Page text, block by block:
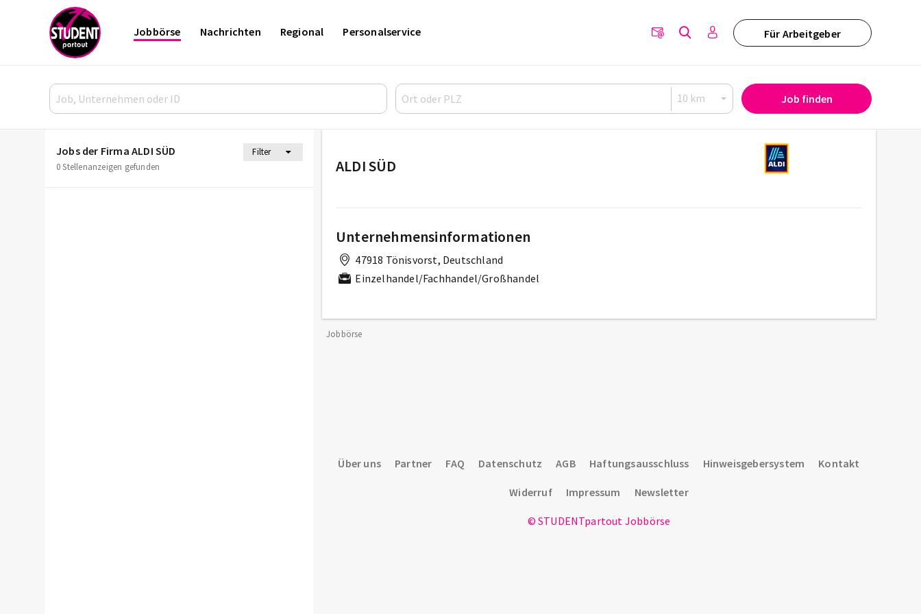
Für Arbeitgeber
Jobbörse Nachrichten Regional Personalservice
Job finden
Jobs der Firma ALDI SÜD
Filter
0 Stellenanzeigen gefunden
ALDI SÜD
Unternehmensinformationen
47918 Tönisvorst, Deutschland
Einzelhandel/Fachhandel/Großhandel
Jobbörse
Über uns Partner FAQ Datenschutz AGB Haftungsausschluss Hinweisgebersystem Kontakt
Widerruf Impressum Newsletter
© STUDENTpartout Jobbörse